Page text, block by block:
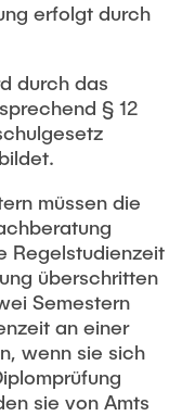
erfolgt durch
durch das
§ 12
müssen die
Regelstudienzeit
überschritten
Semestern
an einer
wenn sie sich
sie von Amts